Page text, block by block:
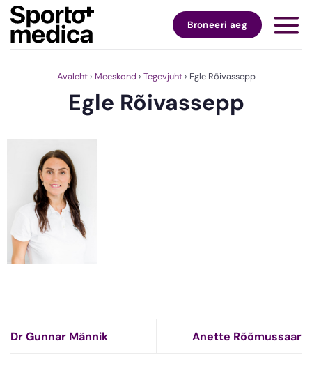
Skip
content
Broneeri aeg
Avaleht › Meeskond › Tegevjuht › Egle Rõivassepp
Egle Rõivassepp
Dr Gunnar Männik Anette Rõõmussaar